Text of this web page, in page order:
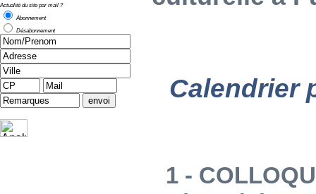
Actualité du site par mail ?
Abonnement
Désabonnement
Calendrier
1 -